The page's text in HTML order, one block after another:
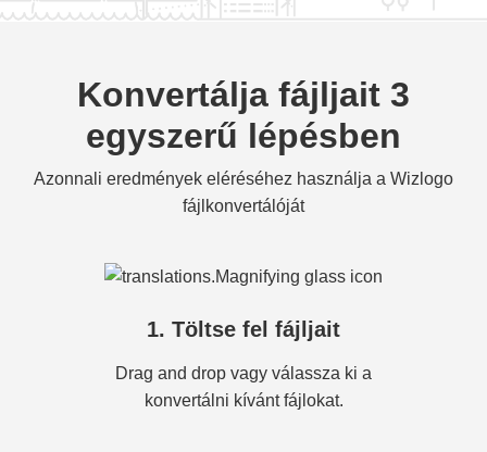
Konvertálja fájljait 3
egyszerű lépésben
Azonnali eredmények eléréséhez használja a Wizlogo
fájlkonvertálóját
1. Töltse fel fájljait
Drag and drop vagy válassza ki a
konvertálni kívánt fájlokat.